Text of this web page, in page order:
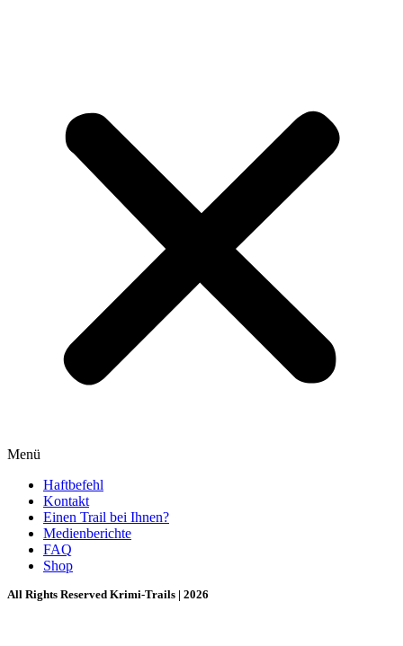
Menü
Haftbefehl
Kontakt
Einen Trail bei Ihnen?
Medienberichte
FAQ
Shop
All Rights Reserved Krimi-Trails | 2026